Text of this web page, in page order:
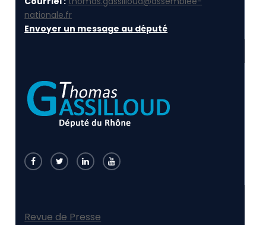
nationale.fr
Envoyer un message au député
Revue de Presse